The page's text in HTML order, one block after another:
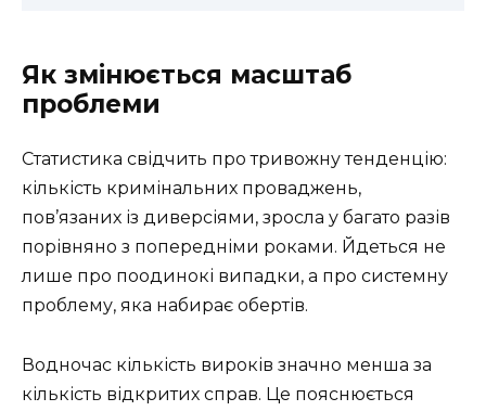
Як змінюється масштаб
проблеми
Статистика свідчить про тривожну тенденцію:
кількість кримінальних проваджень,
пов’язаних із диверсіями, зросла у багато разів
порівняно з попередніми роками. Йдеться не
лише про поодинокі випадки, а про системну
проблему, яка набирає обертів.
Водночас кількість вироків значно менша за
кількість відкритих справ. Це пояснюється